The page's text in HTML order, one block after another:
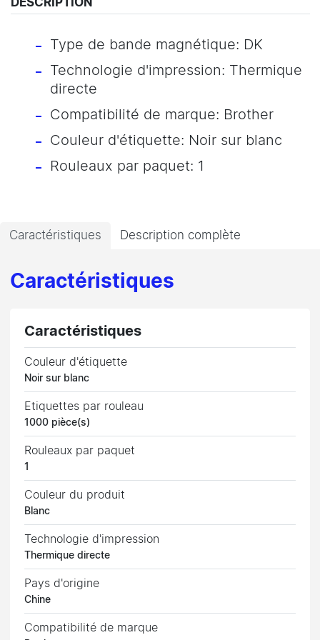
Type de bande magnétique: DK
Technologie d'impression: Thermique
directe
Compatibilité de marque: Brother
Couleur d'étiquette: Noir sur blanc
Rouleaux par paquet: 1
Caractéristiques Description complète
Caractéristiques
Caractéristiques
Couleur d'étiquette
Noir sur blanc
Etiquettes par rouleau
1000 pièce(s)
Rouleaux par paquet
1
Couleur du produit
Blanc
Technologie d'impression
Thermique directe
Pays d'origine
Chine
Compatibilité de marque